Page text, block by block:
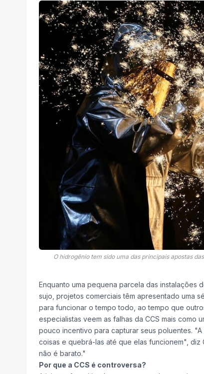
O hidrogênio tem sido uma das principais apostas
Enquanto uma pequena parcela das instalações
sujo, projetos comerciais têm apresentado uma
para funcionar o tempo todo, ao tempo que
especialistas veem as falhas da CCS mais como
pouco incentivo para capturar seus poluentes.
coisas e quebrá-las até que elas funcionem", diz
não é barato."
Por que a CCS é controversa?